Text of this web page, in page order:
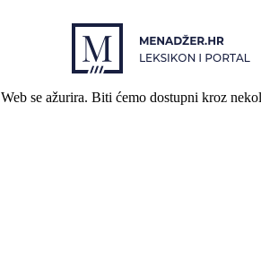
Web se ažurira. Biti ćemo dostupni kroz